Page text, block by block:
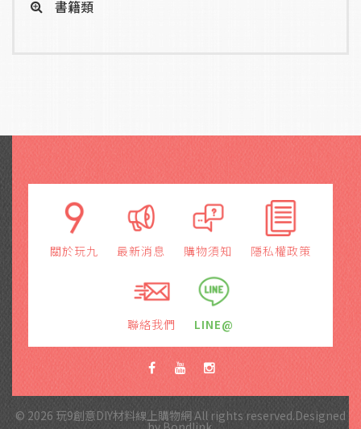
書籍類
關於玩九 最新消息 購物須知 隱私權政策
聯絡我們 LINE@
© 2026 玩9創意DIY材料線上購物網 All rights reserved.Designed